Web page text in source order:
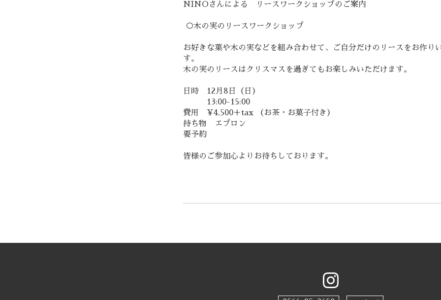
NINOさんによる リースワークショップのご案内
○木の実のリースワークショップ
お好きな葉や木の実などを組み合わせて、ご自分だけのリースをお作り
す。
木の実のリースはクリスマスを過ぎてもお楽しみいただけます。
日時 12月8日（日）
13:00-15:00
費用 ¥4,500＋tax （お茶・お菓子付き）
持ち物 エプロン
要予約
皆様のご参加心よりお待ちしております。